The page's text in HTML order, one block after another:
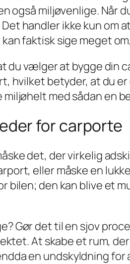
også miljøvenlige. Når
handler ikke kun om
faktisk sige meget
du vælger at bygge
hvilket betyder, at du
med sådan en
for carporte
det, der virkelig
eller måske en
bilen; den kan blive et
Gør det til en sjov
At skabe et rum,
en undskyldning